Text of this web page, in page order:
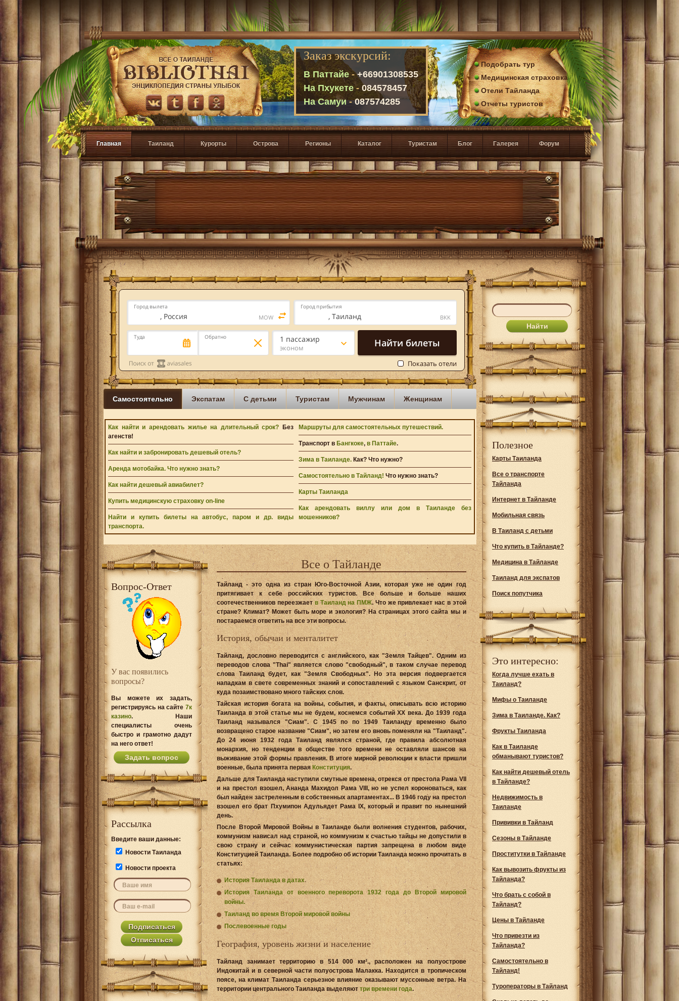
Заказ экскурсий:
В Паттайе-+66901308535
На Пхукете- 084578457
На Самуи-087574285
Подобрать тур
Медицинская страховка
Отели Тайланда
Отчеты туристов
Главная Таиланд Курорты Острова Регионы Каталог Туристам Блог Галерея Форум
Город вылета
, Россия MOW
Город прибытия
, Таиланд BKK
Туда Обратно 1 пассажир
эконом Найти билеты
Показать отели
Самостоятельно Экспатам С детьми Туристам Мужчинам Женщинам
Как найти и арендовать жилье на длительный срок? Без
агенств!
Как найти и забронировать дешевый отель?
Аренда мотобайка. Что нужно знать?
Как найти дешевый авиабилет?
Купить медицинскую страховку on-line
Найти и купить билеты на автобус, паром и др. виды
транспорта.
Маршруты для самостоятельных путешествий.
Транспорт в Бангкоке, в Паттайе.
Зима в Таиланде. Как? Что нужно?
Самостоятельно в Тайланд! Что нужно знать?
Карты Таиланда
Как арендовать виллу или дом в Таиланде без
мошенников?
Все о Тайланде
Тайланд - это одна из стран Юго-Восточной Азии, которая уже не один год
притягивает к себе российских туристов. Все больше и больше наших
соотечественников переезжает в Таиланд на ПМЖ. Что же привлекает нас в этой
стране? Климат? Может быть море и экология? На страницах этого сайта мы и
постараемся ответить на все эти вопросы.
История, обычаи и менталитет
Тайланд, дословно переводится с английского, как "Земля Тайцев". Одним из
переводов слова "Thai" является слово "свободный", в таком случае перевод
слова Таиланд будет, как "Земля Свободных". Но эта версия подвергается
нападкам в свете современных знаний и сопоставлений с языком Санскрит, от
куда позаимствовано много тайских слов.
Тайская история богата на войны, события, и факты, описывать всю историю
Таиланда в этой статье мы не будем, коснемся событий ХХ века. До 1939 года
Таиланд назывался "Сиам". С 1945 по по 1949 Таиланду временно было
возвращено старое название "Сиам", но затем его вновь поменяли на "Таиланд".
До 24 июня 1932 года Таиланд являлся страной, где правила абсолютная
монархия, но тенденции в обществе того времени не оставляли шансов на
выживание этой формы правления. В итоге мирной революции к власти пришли
военные, была принята первая Конституция.
Дальше для Таиланда наступили смутные времена, отрекся от престола Рама VII
и на престол взошел, Ананда Махидол Рама VIII, но не успел короноваться, как
был найден застреленным в собственных апартаментах... В 1946 году на престол
взошел его брат Пхумипон Адульядет Рама IX, который и правит по нынешний
день.
После Второй Мировой Войны в Таиланде были волнения студентов, рабочих,
коммунизм нависал над страной, но коммунизм к счастью тайцы не допустили в
свою страну и сейчас коммунистическая партия запрещена в любом виде
Конституцией Таиланда. Более подробно об истории Таиланда можно прочитать в
статьях:
История Таиланда в датах.
История Таиланда от военного переворота 1932 года до Второй мировой
войны.
Таиланд во время Второй мировой войны
Послевоенные годы
География, уровень жизни и население
Тайланд занимает территорию в 514 000 км²., расположен на полуострове
Индокитай и в северной части полуострова Малакка. Находится в тропическом
поясе, на климат Таиланда серьезное влияние оказывают муссонные ветра. На
территории центрального Таиланда выделяюттри времени года.
Вопрос-Ответ
У вас появились
вопросы?
Вы можете их задать,
регистрируясь на сайте 7к
казино. Наши
специалисты очень
быстро и грамотно дадут
на него ответ!
Задать вопрос
Рассылка
Введите ваши данные:
Новости Таиланда
Новости проекта
Полезное
Карты Таиланда
Все о транспорте
Тайланда
Интернет в Тайланде
Мобильная связь
В Таиланд с детьми
Что купить в Тайланде?
Медицина в Тайланде
Таиланд для экспатов
Поиск попутчика
Это интересно:
Когда лучше ехать в
Таиланд?
Мифы о Таиланде
Зима в Таиланде. Как?
Фрукты Таиланда
Как в Таиланде
обманывают туристов?
Как найти дешевый отель
в Тайланде?
Недвижимость в
Таиланде
Прививки в Тайланд
Сезоны в Тайланде
Проститутки в Тайланде
Как вывозить фрукты из
Тайланда?
Что брать с собой в
Тайланд?
Цены в Тайланде
Что привезти из
Тайланда?
Самостоятельно в
Тайланд!
Туроператоры в Тайланд